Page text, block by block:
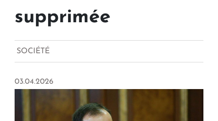
supprimée
SOCIÉTÉ
03.04.2026